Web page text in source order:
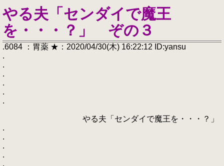
やる夫「センダイで魔王
を・・・？」 ぞの３
.6084 ：胃薬 ★：2020/04/30(木) 16:22:12 ID:yansu
.
.
.
.
.
.
やる夫「センダイで魔王を・・・？」
.
.
.
.
.